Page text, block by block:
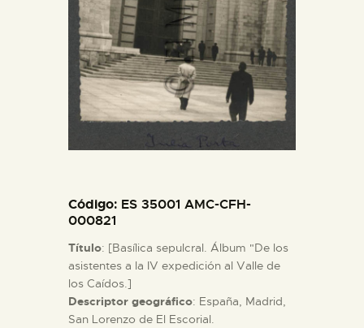
COLECCIONES
DIDÁCTICA
ESPAÑOL
Código: ES 35001 AMC-CFH-
000821
Título: [Basílica sepulcral. Álbum "De los
asistentes a la IV expedición al Valle de
los Caídos.]
Descriptor geográfico: España, Madrid,
San Lorenzo de El Escorial.